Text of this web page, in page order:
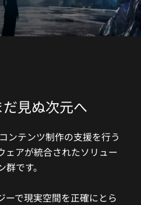
見ぬ次元へ
ンテンツ制作の支援を行う
ェアが統合されたソリュー
群です。
ーで現実空間を正確にとら